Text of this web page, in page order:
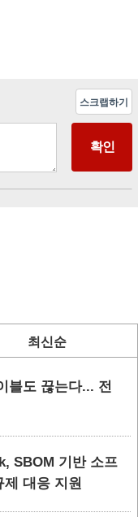
스크랩하기
최신순
블도 끊는다... 전
SBOM 기반 소프
대응 지원